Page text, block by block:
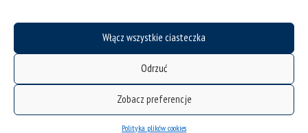
Włącz wszystkie ciasteczka
Odrzuć
Zobacz preferencje
Polityka plików cookies
wynosi odpowiednio 5000 PLN i 10.000 PLN. Środki
konkursowe służą dofinansowaniu takich działań
oraz projektów, które mają na celu aktywizowanie
środowiska doktorantów, polepszenie jakości
prowadzonych przez nich badań naukowych,
publikację ich...